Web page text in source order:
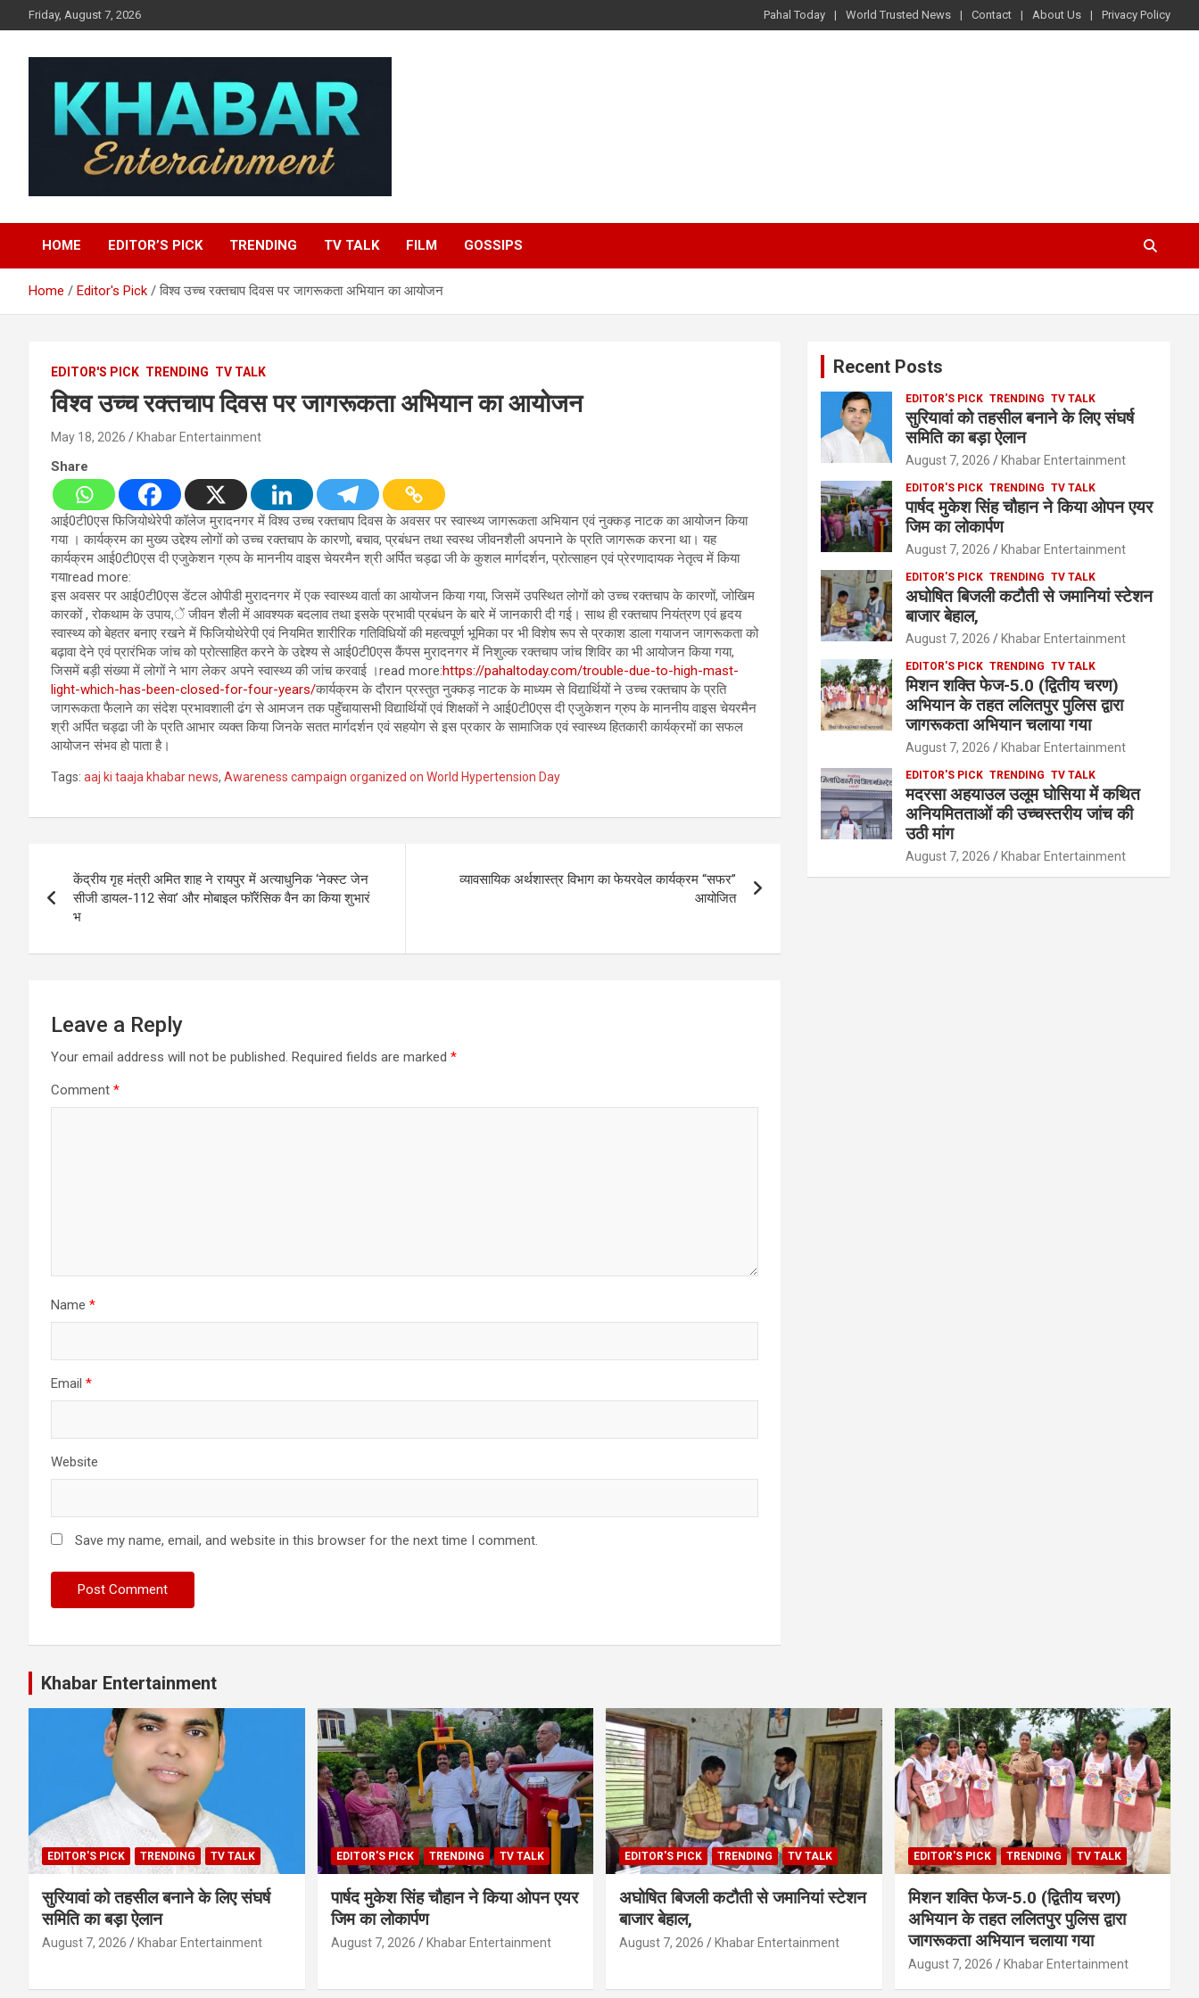
to
Friday, August 7, 2026 Pahal Today World Trusted News Contact About Us Privacy Policy
Khabar Entertainment
HOME EDITOR’S PICK TRENDING TV TALK FILM GOSSIPS
Home Editor's Pick विश्व उच्च रक्तचाप दिवस पर जागरूकता अभियान का आयोजन
EDITOR'S PICK TRENDING TV TALK
विश्व उच्च रक्तचाप दिवस पर जागरूकता अभियान का आयोजन
May 18, 2026 Khabar Entertainment
Share
आई0टी0एस फिजियोथेरेपी कॉलेज मुरादनगर में विश्व उच्च रक्तचाप दिवस के अवसर पर स्वास्थ्य जागरूकता अभियान एवं नुक्कड़ नाटक का आयोजन किया
गया । कार्यक्रम का मुख्य उद्देश्य लोगों को उच्च रक्तचाप के कारणो, बचाव, प्रबंधन तथा स्वस्थ जीवनशैली अपनाने के प्रति जागरूक करना था। यह
कार्यक्रम आई0टी0एस दी एजुकेशन ग्रुप के माननीय वाइस चेयरमैन श्री अर्पित चड्ढा जी के कुशल मार्गदर्शन, प्रोत्साहन एवं प्रेरणादायक नेतृत्व में किया
गयाread more:
इस अवसर पर आई0टी0एस डेंटल ओपीडी मुरादनगर में एक स्वास्थ्य वार्ता का आयोजन किया गया, जिसमें उपस्थित लोगों को उच्च रक्तचाप के कारणों, जोखिम
कारकों , रोकथाम के उपाय,ें जीवन शैली में आवश्यक बदलाव तथा इसके प्रभावी प्रबंधन के बारे में जानकारी दी गई। साथ ही रक्तचाप नियंत्रण एवं हृदय
स्वास्थ्य को बेहतर बनाए रखने में फिजियोथेरेपी एवं नियमित शारीरिक गतिविधियों की महत्वपूर्ण भूमिका पर भी विशेष रूप से प्रकाश डाला गयाजन जागरूकता को
बढ़ावा देने एवं प्रारंभिक जांच को प्रोत्साहित करने के उद्देश्य से आई0टी0एस कैंपस मुरादनगर में निशुल्क रक्तचाप जांच शिविर का भी आयोजन किया गया,
जिसमें बड़ी संख्या में लोगों ने भाग लेकर अपने स्वास्थ्य की जांच करवाई ।read more:https://pahaltoday.com/trouble-due-to-high-mast-
light-which-has-been-closed-for-four-years/कार्यक्रम के दौरान प्रस्तुत नुक्कड़ नाटक के माध्यम से विद्यार्थियों ने उच्च रक्तचाप के प्रति
जागरूकता फैलाने का संदेश प्रभावशाली ढंग से आमजन तक पहॅुंचायासभी विद्यार्थियों एवं शिक्षकों ने आई0टी0एस दी एजुकेशन ग्रुप के माननीय वाइस चेयरमैन
श्री अर्पित चड्ढा जी के प्रति आभार व्यक्त किया जिनके सतत मार्गदर्शन एवं सहयोग से इस प्रकार के सामाजिक एवं स्वास्थ्य हितकारी कार्यक्रमों का सफल
आयोजन संभव हो पाता है।
Tags: aaj ki taaja khabar news, Awareness campaign organized on World Hypertension Day
navigation
केंद्रीय गृह मंत्री अमित शाह ने रायपुर में अत्याधुनिक ‘नेक्स्ट जेन
सीजी डायल-112 सेवा’ और मोबाइल फॉरेंसिक वैन का किया शुभारं
भ
व्यावसायिक अर्थशास्त्र विभाग का फेयरवेल कार्यक्रम “सफर”
आयोजित
Leave a Reply
Your email address will not be published. Required fields are marked *
Comment *
Name *
Email *
Website
Save my name, email, and website in this browser for the next time I comment.
Recent Posts
EDITOR'S PICK TRENDING TV TALK
सुरियावां को तहसील बनाने के लिए संघर्ष
समिति का बड़ा ऐलान
August 7, 2026 Khabar Entertainment
EDITOR'S PICK TRENDING TV TALK
पार्षद मुकेश सिंह चौहान ने किया ओपन एयर
जिम का लोकार्पण
August 7, 2026 Khabar Entertainment
EDITOR'S PICK TRENDING TV TALK
अघोषित बिजली कटौती से जमानियां स्टेशन
बाजार बेहाल,
August 7, 2026 Khabar Entertainment
EDITOR'S PICK TRENDING TV TALK
मिशन शक्ति फेज-5.0 (द्वितीय चरण)
अभियान के तहत ललितपुर पुलिस द्वारा
जागरूकता अभियान चलाया गया
August 7, 2026 Khabar Entertainment
EDITOR'S PICK TRENDING TV TALK
मदरसा अहयाउल उलूम घोसिया में कथित
अनियमितताओं की उच्चस्तरीय जांच की
उठी मांग
August 7, 2026 Khabar Entertainment
Khabar Entertainment
EDITOR'S PICK TRENDING TV TALK
सुरियावां को तहसील बनाने के लिए संघर्ष
समिति का बड़ा ऐलान
August 7, 2026 Khabar Entertainment
EDITOR'S PICK TRENDING TV TALK
पार्षद मुकेश सिंह चौहान ने किया ओपन एयर
जिम का लोकार्पण
August 7, 2026 Khabar Entertainment
EDITOR'S PICK TRENDING TV TALK
अघोषित बिजली कटौती से जमानियां स्टेशन
बाजार बेहाल,
August 7, 2026 Khabar Entertainment
EDITOR'S PICK TRENDING TV TALK
मिशन शक्ति फेज-5.0 (द्वितीय चरण)
अभियान के तहत ललितपुर पुलिस द्वारा
जागरूकता अभियान चलाया गया
August 7, 2026 Khabar Entertainment